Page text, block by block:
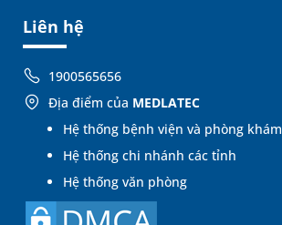
Liên hệ
1900565656
Địa điểm của MEDLATEC
Hệ thống bệnh viện và phòng khám
Hệ thống chi nhánh các tỉnh
Hệ thống văn phòng